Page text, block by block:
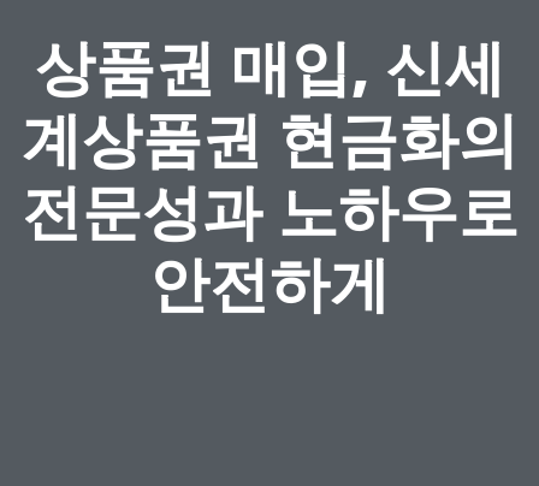
상품권 매입, 신세
계상품권 현금화의
전문성과 노하우로
안전하게